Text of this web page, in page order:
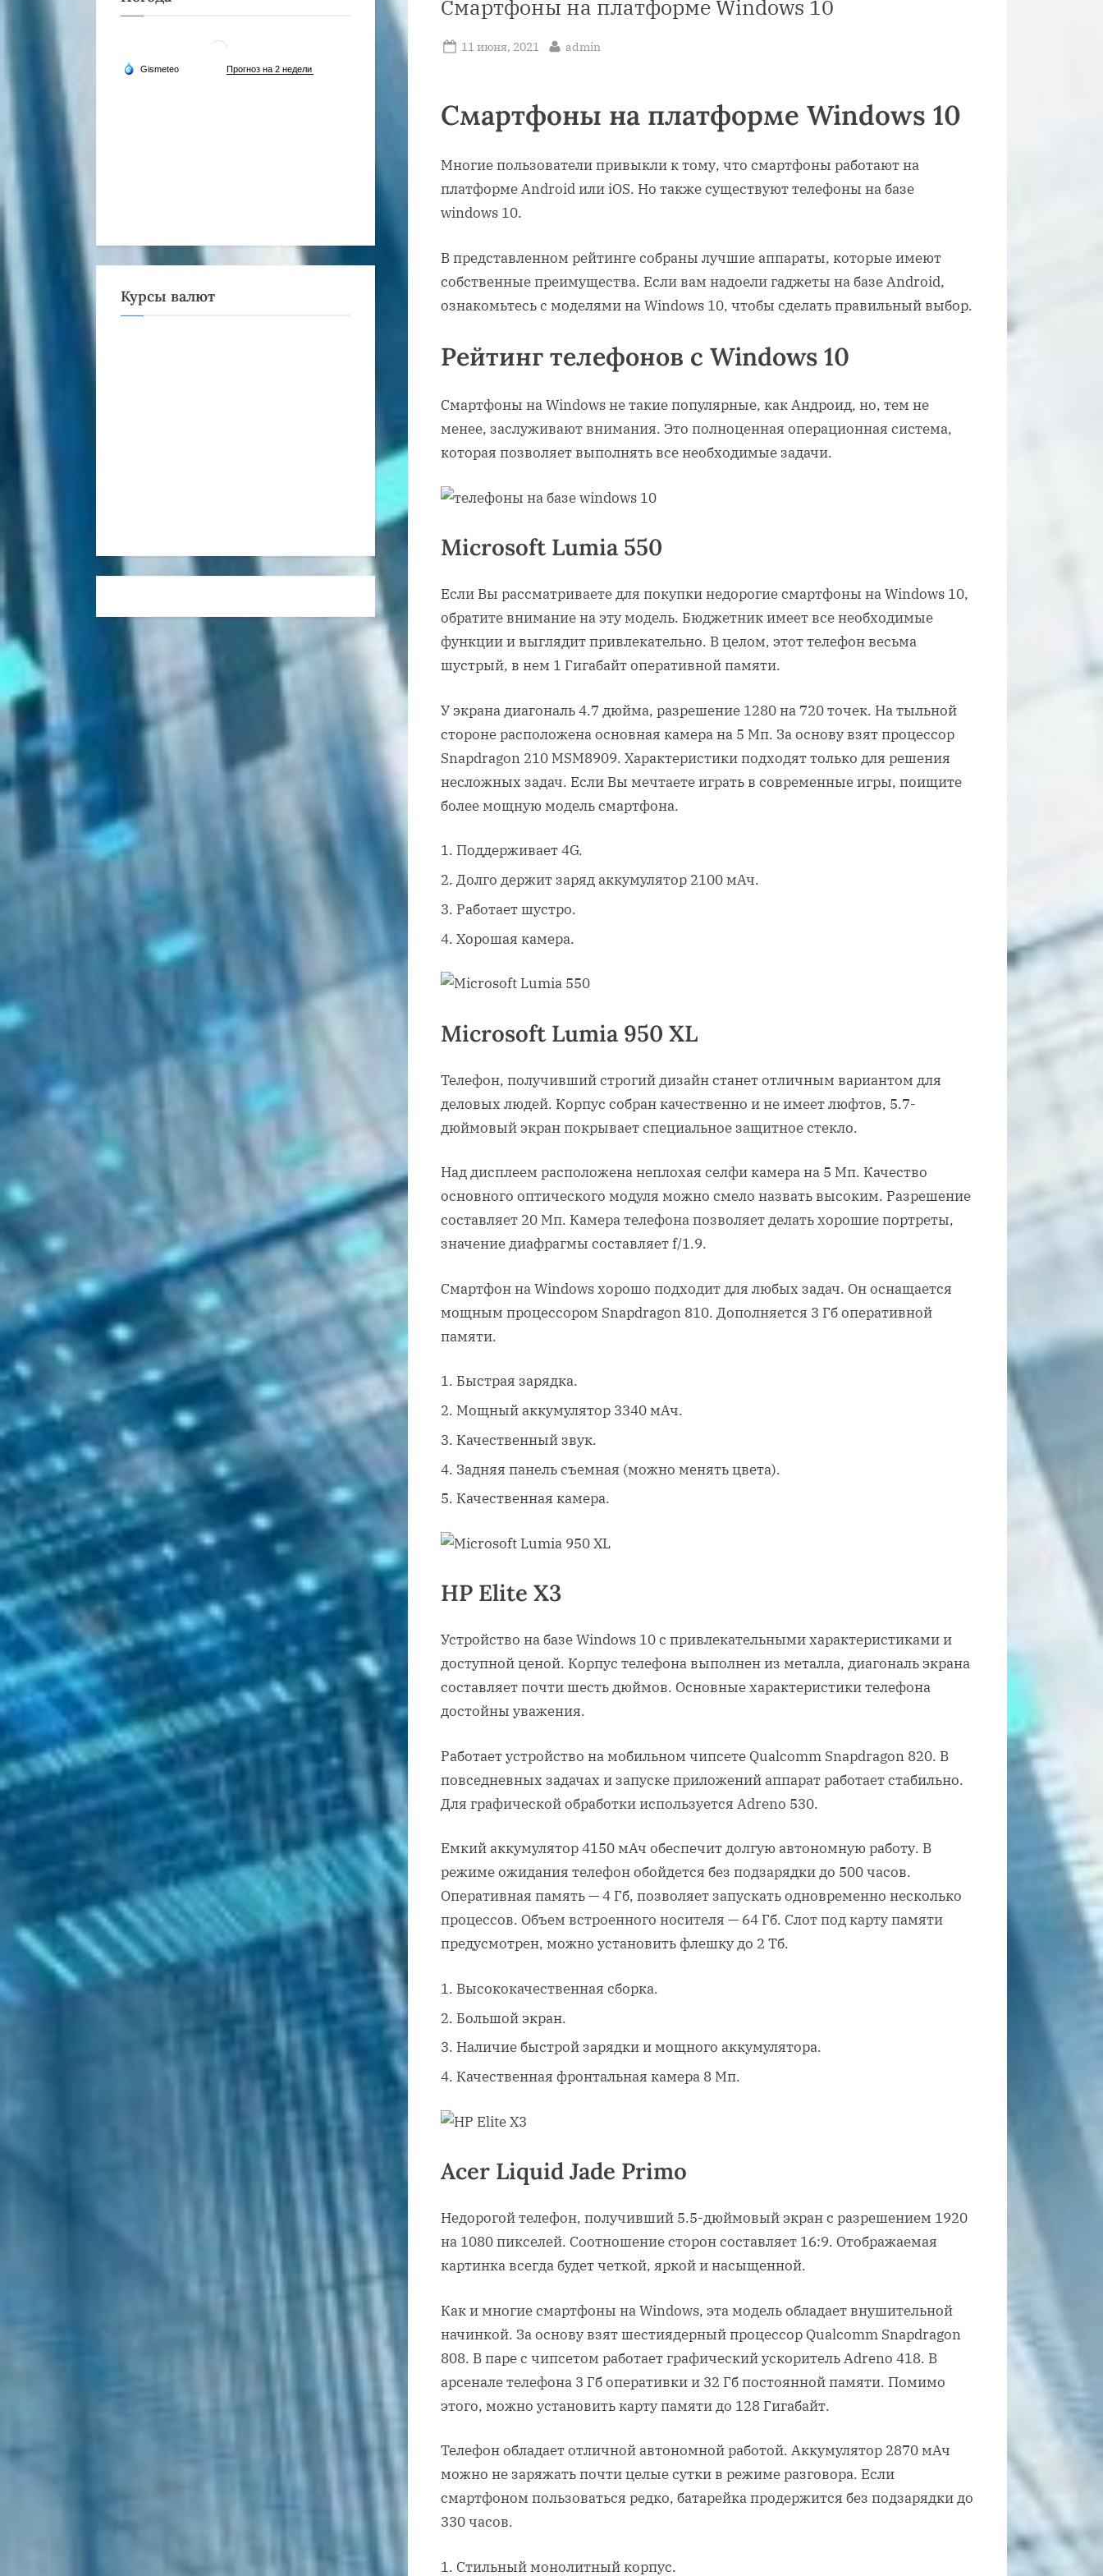
Смартфоны на платформе Windows 10
Posted
11 июня, 2021 By
admin
Смартфоны на платформе Windows 10
Многие пользователи привыкли к тому, что смартфоны работают на
платформе Android или iOS. Но также существуют телефоны на базе
windows 10.
В представленном рейтинге собраны лучшие аппараты, которые имеют
собственные преимущества. Если вам надоели гаджеты на базе Android,
ознакомьтесь с моделями на Windows 10, чтобы сделать правильный выбор.
Рейтинг телефонов с Windows 10
Смартфоны на Windows не такие популярные, как Андроид, но, тем не
менее, заслуживают внимания. Это полноценная операционная система,
которая позволяет выполнять все необходимые задачи.
Microsoft Lumia 550
Если Вы рассматриваете для покупки недорогие смартфоны на Windows 10,
обратите внимание на эту модель. Бюджетник имеет все необходимые
функции и выглядит привлекательно. В целом, этот телефон весьма
шустрый, в нем 1 Гигабайт оперативной памяти.
У экрана диагональ 4.7 дюйма, разрешение 1280 на 720 точек. На тыльной
стороне расположена основная камера на 5 Мп. За основу взят процессор
Snapdragon 210 MSM8909. Характеристики подходят только для решения
несложных задач. Если Вы мечтаете играть в современные игры, поищите
более мощную модель смартфона.
Поддерживает 4G.
Долго держит заряд аккумулятор 2100 мАч.
Работает шустро.
Хорошая камера.
Microsoft Lumia 950 XL
Телефон, получивший строгий дизайн станет отличным вариантом для
деловых людей. Корпус собран качественно и не имеет люфтов, 5.7-
дюймовый экран покрывает специальное защитное стекло.
Над дисплеем расположена неплохая селфи камера на 5 Мп. Качество
основного оптического модуля можно смело назвать высоким. Разрешение
составляет 20 Мп. Камера телефона позволяет делать хорошие портреты,
значение диафрагмы составляет f/1.9.
Смартфон на Windows хорошо подходит для любых задач. Он оснащается
мощным процессором Snapdragon 810. Дополняется 3 Гб оперативной
памяти.
Быстрая зарядка.
Мощный аккумулятор 3340 мАч.
Качественный звук.
Задняя панель съемная (можно менять цвета).
Качественная камера.
HP Elite X3
Устройство на базе Windows 10 с привлекательными характеристиками и
доступной ценой. Корпус телефона выполнен из металла, диагональ экрана
составляет почти шесть дюймов. Основные характеристики телефона
достойны уважения.
Работает устройство на мобильном чипсете Qualcomm Snapdragon 820. В
повседневных задачах и запуске приложений аппарат работает стабильно.
Для графической обработки используется Adreno 530.
Емкий аккумулятор 4150 мАч обеспечит долгую автономную работу. В
режиме ожидания телефон обойдется без подзарядки до 500 часов.
Оперативная память — 4 Гб, позволяет запускать одновременно несколько
процессов. Объем встроенного носителя — 64 Гб. Слот под карту памяти
предусмотрен, можно установить флешку до 2 Тб.
Высококачественная сборка.
Большой экран.
Наличие быстрой зарядки и мощного аккумулятора.
Качественная фронтальная камера 8 Мп.
Acer Liquid Jade Primo
Недорогой телефон, получивший 5.5-дюймовый экран с разрешением 1920
на 1080 пикселей. Соотношение сторон составляет 16:9. Отображаемая
картинка всегда будет четкой, яркой и насыщенной.
Как и многие смартфоны на Windows, эта модель обладает внушительной
начинкой. За основу взят шестиядерный процессор Qualcomm Snapdragon
808. В паре с чипсетом работает графический ускоритель Adreno 418. В
арсенале телефона 3 Гб оперативки и 32 Гб постоянной памяти. Помимо
этого, можно установить карту памяти до 128 Гигабайт.
Телефон обладает отличной автономной работой. Аккумулятор 2870 мАч
можно не заряжать почти целые сутки в режиме разговора. Если
смартфоном пользоваться редко, батарейка продержится без подзарядки до
330 часов.
Стильный монолитный корпус.
Курсы валют